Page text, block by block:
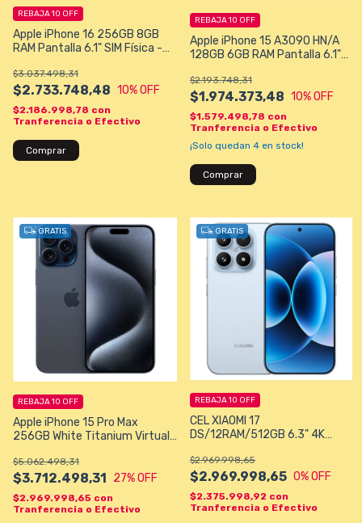
Apple iPhone 16 256GB 8GB
RAM Pantalla 6.1" SIM Física -
$2.733.748,48
$3.037.498,31
10% OFF
REBAJA 10 OFF
$2.186.998,78 con
Tranferencia o Efectivo
Comprar
Apple iPhone 15 A3090 HN/A
128GB 6GB RAM Pantalla 6.1"
$1.974.373,48
$2.193.748,31
10% OFF
REBAJA 10 OFF
$1.579.498,78 con
Tranferencia o Efectivo
¡Solo quedan 4 en stock!
Comprar
GRATIS
Apple iPhone 15 Pro Max
256GB White Titanium Virtual
$3.712.498,31
$5.062.498,31
27% OFF
REBAJA 10 OFF
$2.969.998,65 con
Tranferencia o Efectivo
GRATIS
CEL XIAOMI 17
DS/12RAM/512GB 6.3" 4K
$2.969.998,65
$2.969.998,65
0% OFF
REBAJA 10 OFF
$2.375.998,92 con
Tranferencia o Efectivo